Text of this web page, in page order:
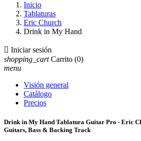
Inicio
Tablaturas
Eric Church
Drink in My Hand
 Iniciar sesión
shopping_cart Carrito (0)
menu
Visión general
Catálogo
Precios
Drink in My Hand Tablatura Guitar Pro - Eric
Guitars, Bass & Backing Track